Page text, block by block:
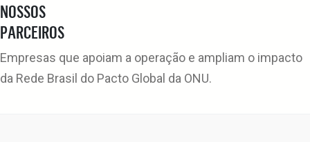
NOSSOS
PARCEIROS
Empresas que apoiam a operação e ampliam o impacto
da Rede Brasil do Pacto Global da ONU.